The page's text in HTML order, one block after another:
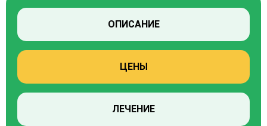
ОПИСАНИЕ
ЦЕНЫ
ЛЕЧЕНИЕ